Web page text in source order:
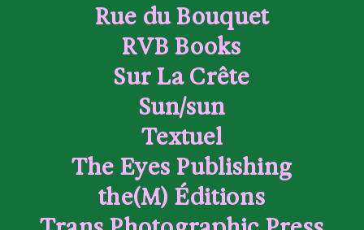
Rue du Bouquet
RVB Books
Sur La Crête
Sun/sun
Textuel
The Eyes Publishing
the(M) Éditions